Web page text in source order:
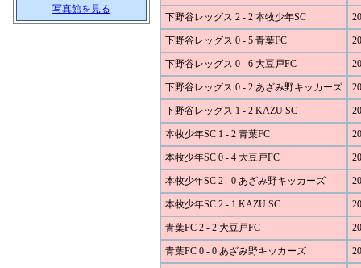
写真館を見る
下野谷レッグス 2 - 2 本牧少年SC
下野谷レッグス 0 - 5 青葉FC
下野谷レッグス 0 - 6 大豆戸FC
下野谷レッグス 0 - 2 あざみ野キッカーズ
下野谷レッグス 1 - 2 KAZU SC
本牧少年SC 1 - 2 青葉FC
本牧少年SC 0 - 4 大豆戸FC
本牧少年SC 2 - 0 あざみ野キッカーズ
本牧少年SC 2 - 1 KAZU SC
青葉FC 2 - 2 大豆戸FC
青葉FC 0 - 0 あざみ野キッカーズ